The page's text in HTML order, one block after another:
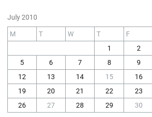
July 2010
M T W T F
1
2
5
6 7 8 9
12
13 14 15 16
19
20 21 22 23
26
27 28 29 30